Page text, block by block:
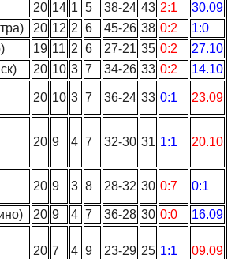
20 14 1 5 38-24 43 2:1
30.09
20 12 2 6 45-26 38 0:2
1:0
19 11 2 6 27-21 35 0:2
27.10
20 10 3 7 34-26 33 0:2 14.10
20 10 3 7 36-24 33 0:1 23.09
20 9 4 7 32-30 31 1:1 20.10
20 9 3 8 28-32 30 0:7 0:1
20 9 4 7 36-28 30 0:0 16.09
20 7 4 9 23-29 25 1:1 09.09